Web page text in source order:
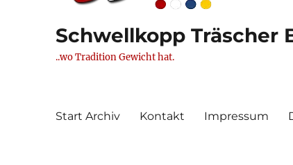
Schwellkopp Träscher
..wo Tradition Gewicht hat.
Start Archiv Kontakt Impressum